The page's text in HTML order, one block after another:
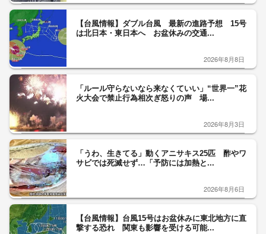
【台風情報】ダブル台風 最新の進路予想 15号
は北日本・東日本へ お盆休みの交通...
2026年8月8日
「ルール守らないなら来なくていい」“世界一”花
火大会で禁止行為相次ぎ怒りの声 場...
2026年8月3日
「うわ、生きてる」動くアニサキス25匹 酢やワ
サビでは死滅せず…「予防には加熱と...
2026年8月6日
【台風情報】台風15号はお盆休みに東北地方に直
撃する恐れ 関東も影響を受ける可能...